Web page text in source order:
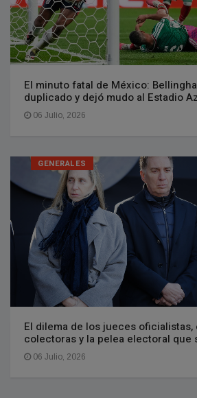
El minuto fatal de México:
duplicado y dejó mudo al Estadio
06 Julio, 2026
GENERALES
El dilema de los jueces
colectoras y la pelea electoral que
06 Julio, 2026